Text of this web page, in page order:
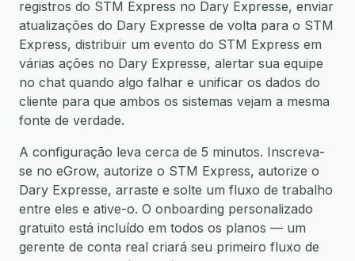
registros do STM Express no Dary Expresse, enviar
atualizações do Dary Expresse de volta para o STM
Express, distribuir um evento do STM Express em
várias ações no Dary Expresse, alertar sua equipe
no chat quando algo falhar e unificar os dados do
cliente para que ambos os sistemas vejam a mesma
fonte de verdade.
A configuração leva cerca de 5 minutos. Inscreva-
se no eGrow, autorize o STM Express, autorize o
Dary Expresse, arraste e solte um fluxo de trabalho
entre eles e ative-o. O onboarding personalizado
gratuito está incluído em todos os planos — um
gerente de conta real criará seu primeiro fluxo de